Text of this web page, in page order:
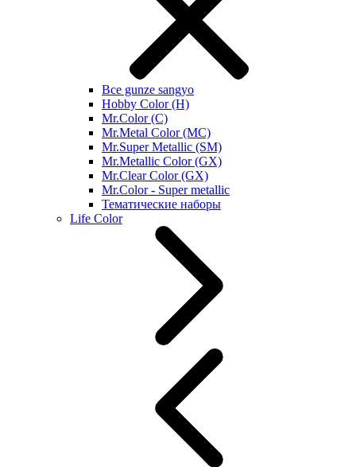
Все gunze sangyo
Hobby Color (H)
Mr.Color (C)
Mr.Metal Color (MC)
Mr.Super Metallic (SM)
Mr.Metallic Color (GX)
Mr.Clear Color (GX)
Mr.Color - Super metallic
Тематические наборы
Life Color